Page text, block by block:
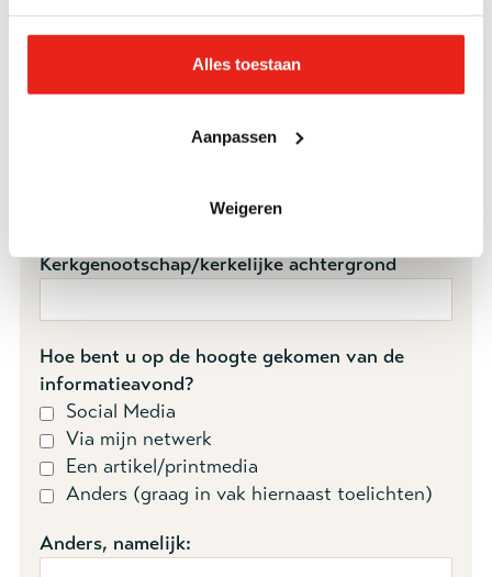
Alles toestaan
Aanpassen
Weigeren
Voor welke informatieavond wilt u zich
Woensdag 14 oktober - Online
Kerkgenootschap/kerkelijke achtergrond
Hoe bent u op de hoogte gekomen van de
informatieavond?
Social Media
Via mijn netwerk
Een artikel/printmedia
Anders (graag in vak hiernaast toelichten)
Anders, namelijk: